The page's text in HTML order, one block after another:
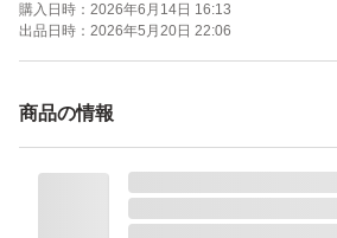
購入日時： 2026年6月14日 16:13
出品日時： 2026年5月20日 22:06
商品の情報